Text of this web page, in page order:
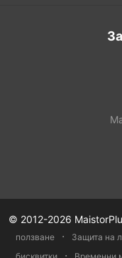
© 2012-2026
ползване
· Защита на
·